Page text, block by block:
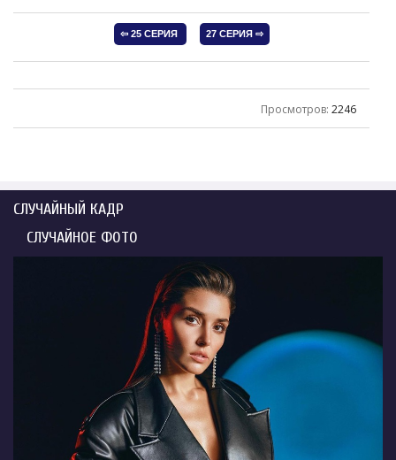
Просмотров: 2246
СЛУЧАЙНЫЙ КАДР
СЛУЧАЙНОЕ ФОТО